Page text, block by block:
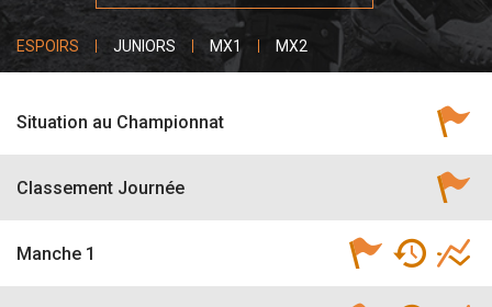
ESPOIRS JUNIORS MX1 MX2
Situation au Championnat
Classement Journée
Manche 1